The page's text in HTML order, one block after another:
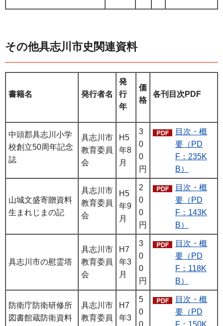
その他具志川市史関連資料
書籍名 発行者名
発
行
年
価
格
各刊目次PDF
中頭郡具志川小学
校創立50周年記念
誌
具志川市
教育委員
会
H5
年8
月
3
0
0
円
目次・概
要（PD
F：235K
B）
山城文盛寄贈資料
生まれじまの記
具志川市
教育委員
会
H5
年9
月
2
0
0
円
目次・概
要（PD
F：143K
B）
具志川市の慰霊塔
具志川市
教育委員
会
H7
年3
月
3
0
0
円
目次・概
要（PD
F：118K
B）
防衛庁防衛研修所
図書館蔵防衛資料
具志川市
教育委員
H7
年3
5
0
0
目次・概
要（PD
F：150K